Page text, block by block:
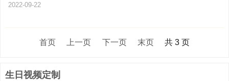
2022-09-22
首页 上一页 下一页 末页 共 3 页
生日视频定制